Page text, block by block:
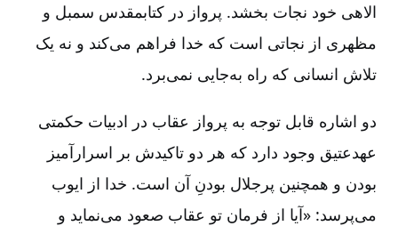
الاهی خود نجات بخشد. پرواز در کتابمقدس سمبل و
مظهری از نجاتی است که خدا فراهم میکند و نه یک
تلاش انسانی که راه بهجایی نمیبرد.
دو اشاره قابل توجه به پرواز عقاب در ادبیات حکمتی
عهدعتیق وجود دارد که هر دو تاکیدش بر اسرارآمیز
بودن و همچنین پرجلال بودنِ آن است. خدا از ایوب
میپرسد: «آیا از فرمان تو عقاب صعود مینماید و